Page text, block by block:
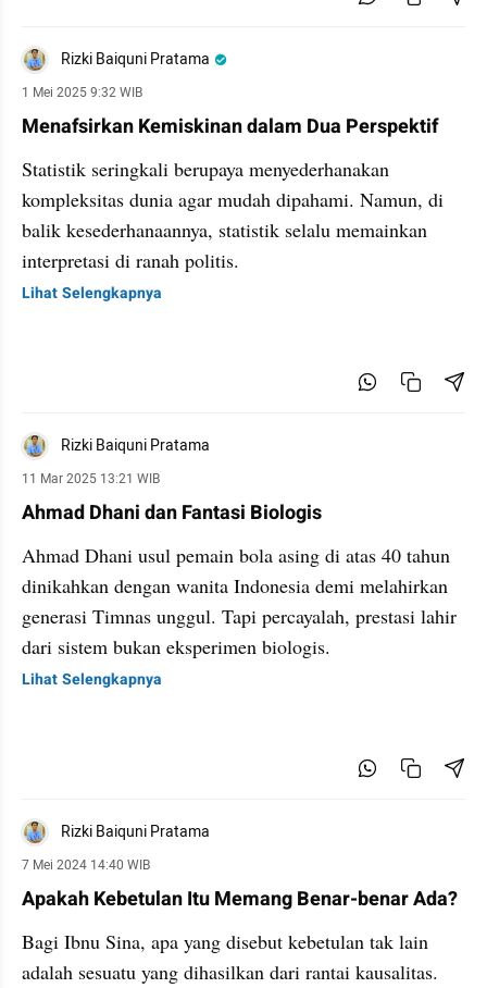
Rizki Baiquni Pratama
1 Mei 2025 9:32 WIB
Menafsirkan Kemiskinan dalam Dua Perspektif
Statistik seringkali berupaya menyederhanakan
kompleksitas dunia agar mudah dipahami. Namun, di
balik kesederhanaannya, statistik selalu memainkan
interpretasi di ranah politis.
Lihat Selengkapnya
Rizki Baiquni Pratama
11 Mar 2025 13:21 WIB
Ahmad Dhani dan Fantasi Biologis
Ahmad Dhani usul pemain bola asing di atas 40 tahun
dinikahkan dengan wanita Indonesia demi melahirkan
generasi Timnas unggul. Tapi percayalah, prestasi lahir
dari sistem bukan eksperimen biologis.
Lihat Selengkapnya
Rizki Baiquni Pratama
7 Mei 2024 14:40 WIB
Apakah Kebetulan Itu Memang Benar-benar Ada?
Bagi Ibnu Sina, apa yang disebut kebetulan tak lain
adalah sesuatu yang dihasilkan dari rantai kausalitas.